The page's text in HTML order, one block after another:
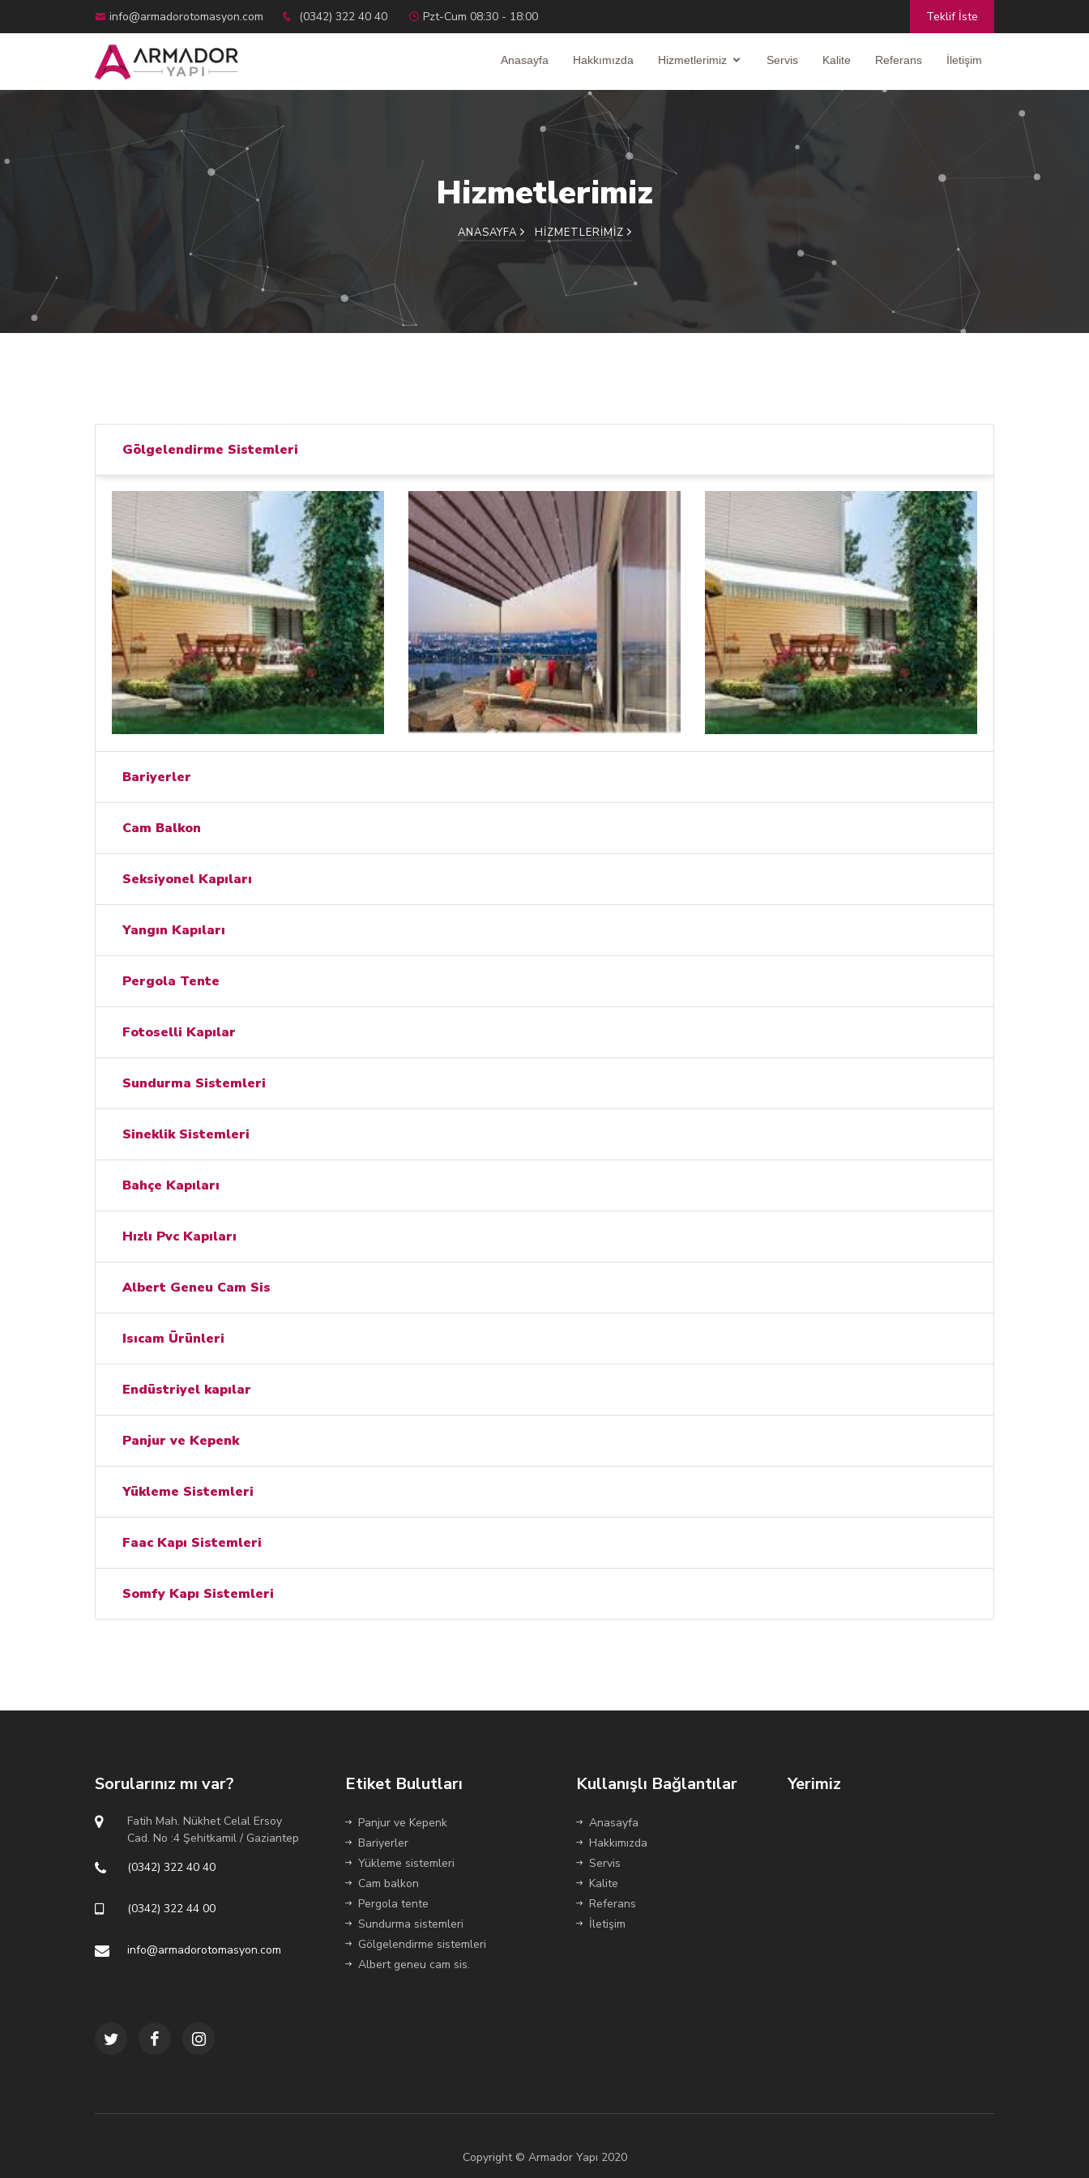
info@armadorotomasyon.com (0342) 322 40 40 Pzt-Cum 08:30 - 18:00 Teklif İste
Anasayfa Hakkımızda Hizmetlerimiz Servis Kalite Referans İletişim
Hizmetlerimiz
ANASAYFA HIZMETLERIMIZ
Gölgelendirme Sistemleri
Bariyerler
Cam Balkon
Seksiyonel Kapıları
Yangın Kapıları
Pergola Tente
Fotoselli Kapılar
Sundurma Sistemleri
Sineklik Sistemleri
Bahçe Kapıları
Hızlı Pvc Kapıları
Albert Geneu Cam Sis
Isıcam Ürünleri
Endüstriyel kapılar
Panjur ve Kepenk
Yükleme Sistemleri
Faac Kapı Sistemleri
Somfy Kapı Sistemleri
Sorularınız mı var?
Fatih Mah. Nükhet Celal Ersoy
Cad. No :4 Şehitkamil / Gaziantep
(0342) 322 40 40
(0342) 322 44 00
info@armadorotomasyon.com
Etiket Bulutları
Panjur ve Kepenk
Bariyerler
Yükleme sistemleri
Cam balkon
Pergola tente
Sundurma sistemleri
Gölgelendirme sistemleri
Albert geneu cam sis.
Kullanışlı Bağlantılar
Anasayfa
Hakkımızda
Servis
Kalite
Referans
İletişim
Yerimiz
Copyright © Armador Yapı 2020